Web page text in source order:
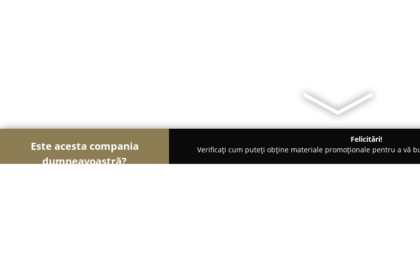
Este acesta compania
dumneavoastră?
Felicitări!
Verificați cum puteți obține materiale promoționale pentru a vă